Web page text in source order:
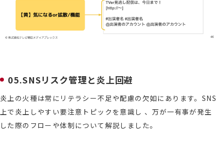
05.SNSリスク管理と炎上回避
炎上の火種は常にリテラシー不足や配慮の欠如にあります。SNS
上で炎上しやすい要注意トピックを意識し 、万が一有事が発生
した際のフローや体制について解説しました。